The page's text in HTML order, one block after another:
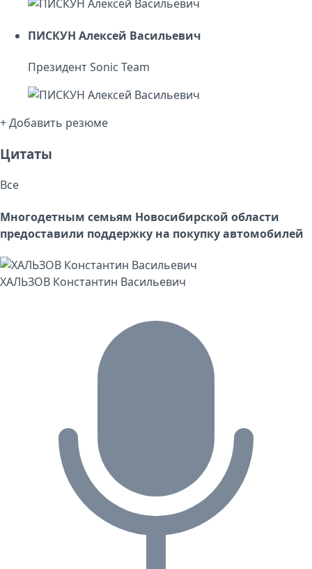
ПИСКУН Алексей Васильевич
Президент Sonic Team
+ Добавить резюме
Цитаты
Все
Многодетным семьям Новосибирской области
предоставили поддержку на покупку автомобилей
ХАЛЬЗОВ Константин Васильевич